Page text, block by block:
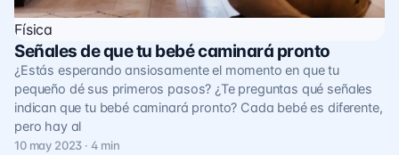
Física
Señales de que tu bebé caminará pronto
¿Estás esperando ansiosamente el momento en que tu
pequeño dé sus primeros pasos? ¿Te preguntas qué señales
indican que tu bebé caminará pronto? Cada bebé es diferente,
pero hay al
10 may 2023 · 4 min